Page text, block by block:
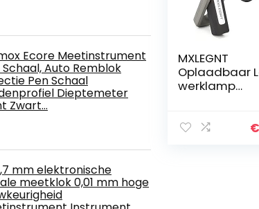
Ecore Meetinstrument
Auto Remblok
Pen Schaal
Dieptemeter
Zwart…
mm elektronische
meetklok 0,01 mm hoge
MXLEGNT
Oplaadbaar
werklamp
Magnetische€